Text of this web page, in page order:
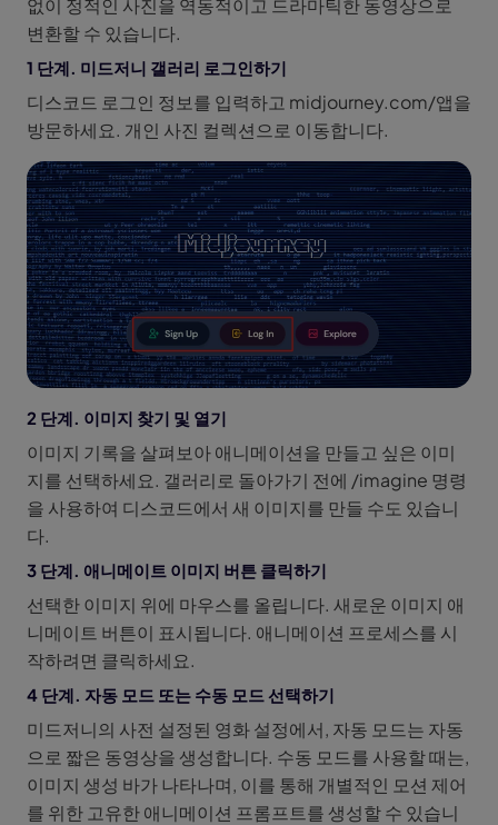
없이 정적인 사진을 역동적이고 드라마틱한 동영상으로
변환할 수 있습니다.
1 단계. 미드저니 갤러리 로그인하기
디스코드 로그인 정보를 입력하고 midjourney.com/앱을
방문하세요. 개인 사진 컬렉션으로 이동합니다.
2 단계. 이미지 찾기 및 열기
이미지 기록을 살펴보아 애니메이션을 만들고 싶은 이미
지를 선택하세요. 갤러리로 돌아가기 전에 /imagine 명령
을 사용하여 디스코드에서 새 이미지를 만들 수도 있습니
다.
3 단계. 애니메이트 이미지 버튼 클릭하기
선택한 이미지 위에 마우스를 올립니다. 새로운 이미지 애
니메이트 버튼이 표시됩니다. 애니메이션 프로세스를 시
작하려면 클릭하세요.
4 단계. 자동 모드 또는 수동 모드 선택하기
미드저니의 사전 설정된 영화 설정에서, 자동 모드는 자동
으로 짧은 동영상을 생성합니다. 수동 모드를 사용할 때는,
이미지 생성 바가 나타나며, 이를 통해 개별적인 모션 제어
를 위한 고유한 애니메이션 프롬프트를 생성할 수 있습니